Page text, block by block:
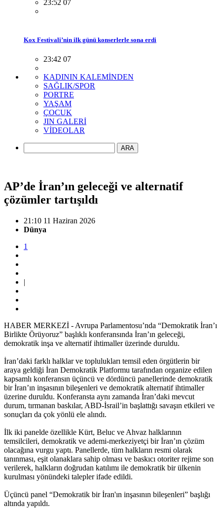
23:52 07
Kox Festivali’nin ilk günü konserlerle sona erdi
23:42 07
KADININ KALEMİNDEN
SAĞLIK/SPOR
PORTRE
YAŞAM
ÇOCUK
JIN GALERİ
VİDEOLAR
ARA
AP’de İran’ın geleceği ve alternatif
çözümler tartışıldı
21:10 11 Haziran 2026
Dünya
1
|
HABER MERKEZİ - Avrupa Parlamentosu’nda “Demokratik İran’ı
Birlikte Örüyoruz” başlıklı konferansında İran’ın geleceği,
demokratik inşa ve alternatif ihtimaller üzerinde duruldu.
İran’daki farklı halklar ve toplulukları temsil eden örgütlerin bir
araya geldiği İran Demokratik Platformu tarafından organize edilen
kapsamlı konferansın üçüncü ve dördüncü panellerinde demokratik
bir İran’ın inşasının bileşenleri ve demokratik alternatif ihtimaller
üzerine duruldu. Konferansta aynı zamanda İran’daki mevcut
durum, tırmanan baskılar, ABD-İsrail’in başlattığı savaşın etkileri ve
sonuçları da çok yönlü ele alındı.
İlk iki panelde özellikle Kürt, Beluc ve Ahvaz halklarının
temsilcileri, demokratik ve ademi-merkeziyetçi bir İran’ın çözüm
olacağına vurgu yaptı. Panellerde, tüm halkların resmi olarak
tanınması, eşit olanaklara sahip olması ve baskıcı otoriter rejime son
verilerek, halkların doğrudan katılımı ile demokratik bir ülkenin
kurulması yönündeki talepler ifade edildi.
Üçüncü panel “Demokratik bir İran'ın inşasının bileşenleri” başlığı
altında yapıldı.